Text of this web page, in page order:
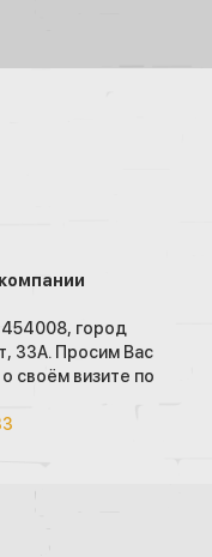
454008, город
33А. Просим Вас
своём визите по